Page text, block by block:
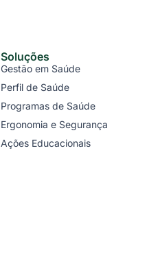
Soluções
Gestão em Saúde
Perfil de Saúde
Programas de Saúde
Ergonomia e Segurança
Ações Educacionais